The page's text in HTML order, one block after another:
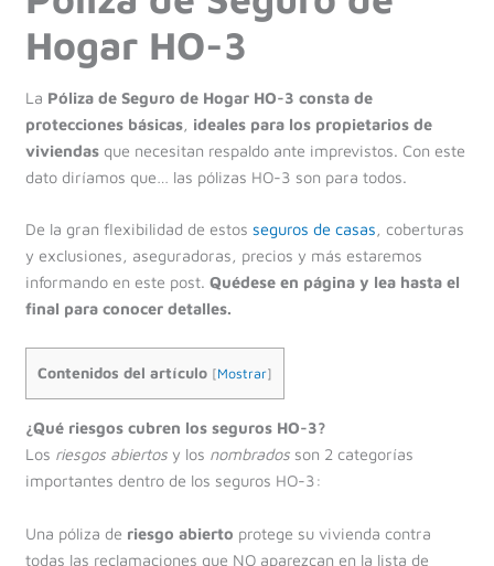
Hogar HO-3
La Póliza de Seguro de Hogar HO-3 consta de
protecciones básicas, ideales para los propietarios de
viviendasque necesitan respaldo ante imprevistos. Con este
dato diríamos que… las pólizas HO-3 son para todos.
De la gran flexibilidad de estos seguros de casas, coberturas
y exclusiones, aseguradoras, precios y más estaremos
informando en este post. Quédese en página y lea hasta el
final para conocer detalles.
Contenidos del artículo [Mostrar]
¿Qué riesgos cubren los seguros HO-3?
Los riesgos abiertosy los nombradosson 2 categorías
importantes dentro de los seguros HO-3:
Una póliza de riesgo abierto protege su vivienda contra
todas las reclamaciones que NO aparezcan en la lista de